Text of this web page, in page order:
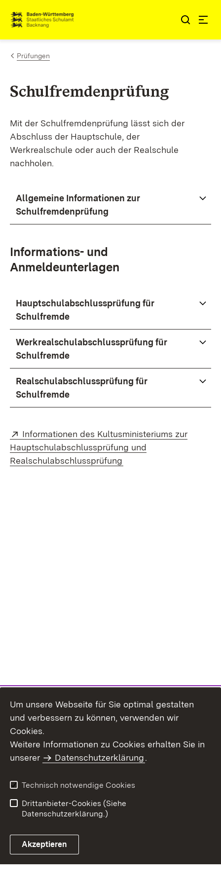
Zum Inhalt springen
Link zur Startseite
Prüfungen
Schulfremdenprüfung
Mit der Schulfremdenprüfung lässt sich der
Abschluss der Hauptschule, der
Werkrealschule oder auch der Realschule
nachholen.
Allgemeine Informationen zur
Schulfremdenprüfung
Informations- und
Anmeldeunterlagen
Hauptschulabschlussprüfung für
Schulfremde
Werkrealschulabschlussprüfung für
Schulfremde
Realschulabschlussprüfung für
Schulfremde
Extern:
Informationen des Kultusministeriums zur
Hauptschulabschlussprüfung und
Realschulabschlussprüfung
Benutzungshinweise
Erklärung zur
Um unsere Webseite für Sie optimal gestalten
und verbessern zu können, verwenden wir
Cookies.
Weitere Informationen zu Cookies erhalten Sie in
unserer
Datenschutzerklärung.
Technisch notwendige Cookies
Drittanbieter-Cookies (Siehe
Datenschutzerklärung.)
Akzeptieren